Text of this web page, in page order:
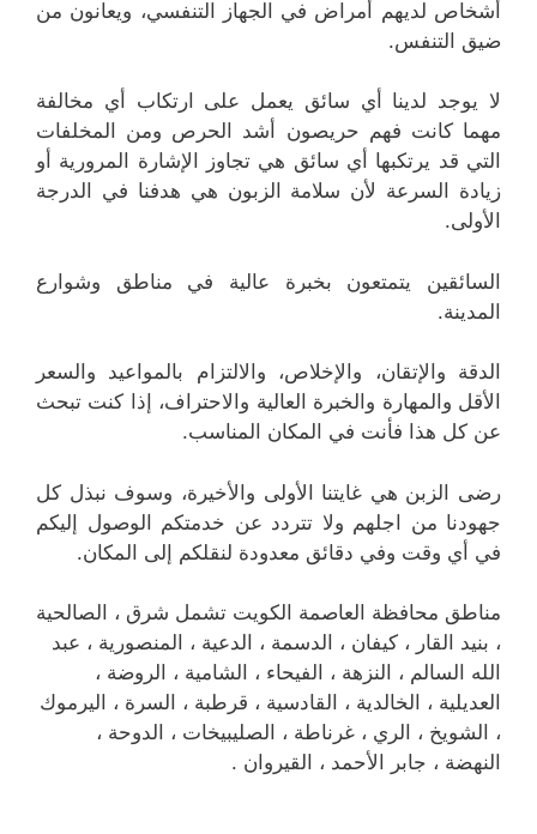
أشخاص لديهم أمراض في الجهاز التنفسي، ويعانون من
ضيق التنفس.
لا يوجد لدينا أي سائق يعمل على ارتكاب أي مخالفة
مهما كانت فهم حريصون أشد الحرص ومن المخلفات
التي قد يرتكبها أي سائق هي تجاوز الإشارة المرورية أو
زيادة السرعة لأن سلامة الزبون هي هدفنا في الدرجة
الأولى.
السائقين يتمتعون بخبرة عالية في مناطق وشوارع
المدينة.
الدقة والإتقان، والإخلاص، والالتزام بالمواعيد والسعر
الأقل والمهارة والخبرة العالية والاحتراف، إذا كنت تبحث
عن كل هذا فأنت في المكان المناسب.
رضى الزبن هي غايتنا الأولى والأخيرة، وسوف نبذل كل
جهودنا من اجلهم ولا تتردد عن خدمتكم الوصول إليكم
في أي وقت وفي دقائق معدودة لنقلكم إلى المكان.
مناطق محافظة العاصمة الكويت تشمل شرق ، الصالحية
، بنيد القار ، كيفان ، الدسمة ، الدعية ، المنصورية ، عبد
الله السالم ، النزهة ، الفيحاء ، الشامية ، الروضة ،
العديلية ، الخالدية ، القادسية ، قرطبة ، السرة ، اليرموك
، الشويخ ، الري ، غرناطة ، الصليبيخات ، الدوحة ،
النهضة ، جابر الأحمد ، القيروان .